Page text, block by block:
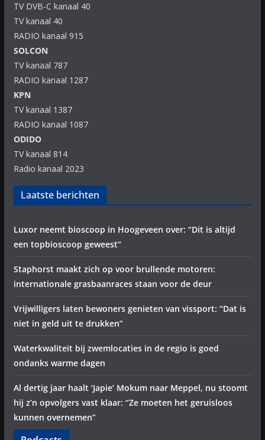
TV DVB-C kanaal 40
TV kanaal 40
RADIO kanaal 915
SOLCON
TV kanaal 787
RADIO kanaal 1287
KPN
TV kanaal 1387
RADIO kanaal 1087
ODIDO
TV kanaal 814
Radio kanaal 2023
Laatste berichten
Luxor neemt bioscoop in Hoogeveen over: “Dit is altijd
een topbioscoop geweest”
Staphorst maakt zich op voor brullende motoren:
internationale grasbaanraces staan voor de deur
Vrijwilligers laten bewoners genieten van vissport: “Dat is
niet in geld uit te drukken”
Waterkwaliteit bij zwemlocaties in de regio is goed
ondanks warme dagen
Al dertig jaar haalt ‘Japie’ Mokum naar Meppel, nu stoomt
hij z’n opvolgers vast klaar: “Ze moeten het geruisloos
kunnen overnemen”